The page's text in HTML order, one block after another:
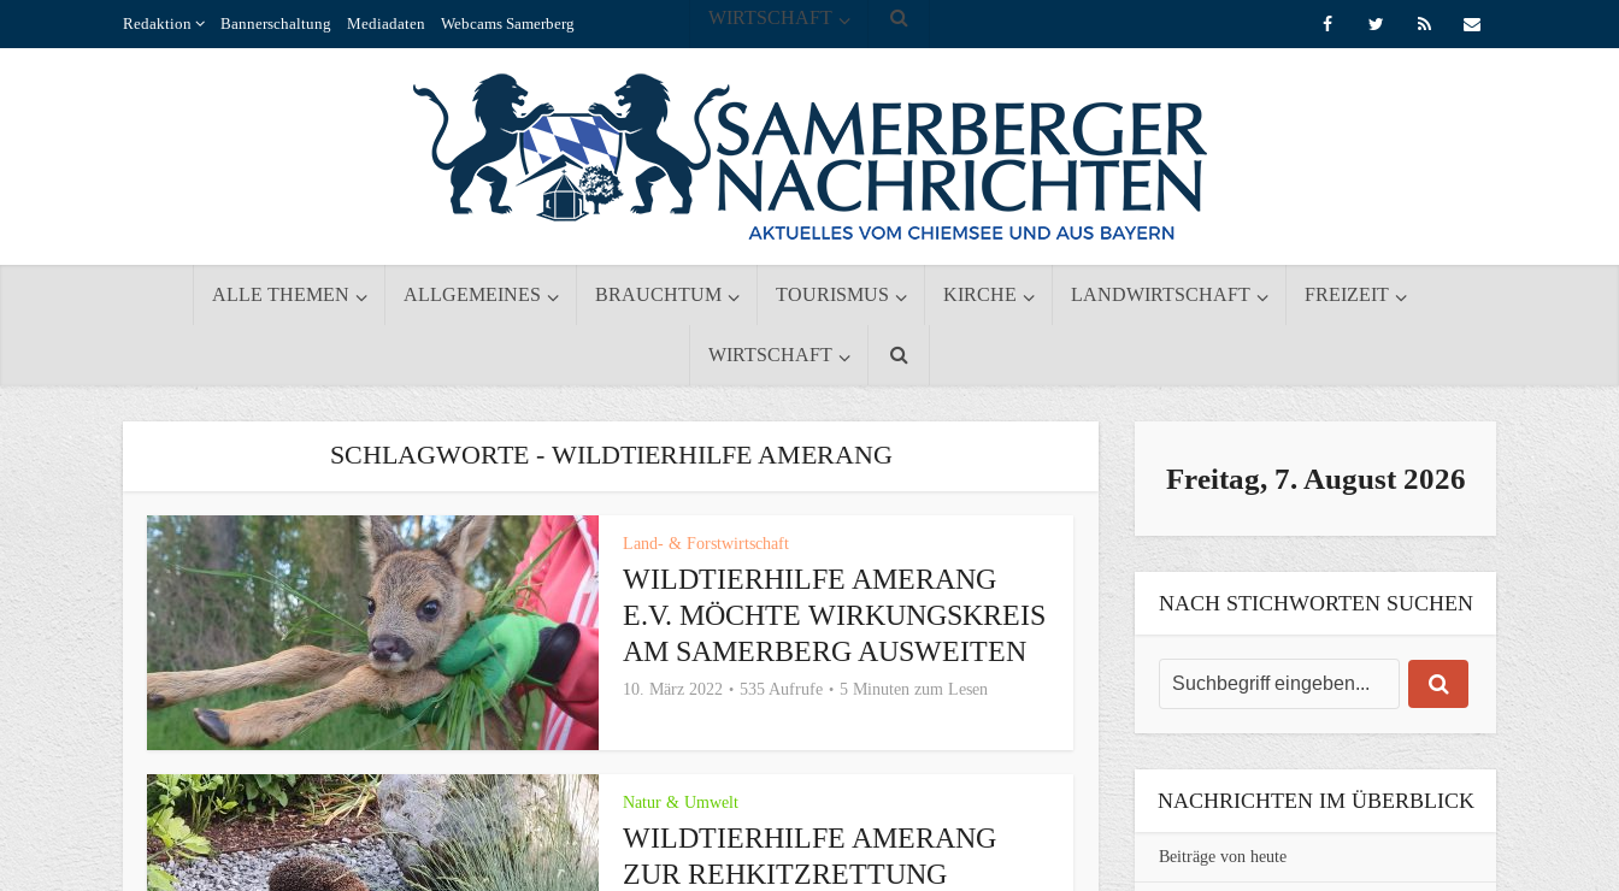
Redaktion Bannerschaltung Mediadaten Webcams Samerberg
ALLE THEMEN ALLGEMEINES BRAUCHTUM TOURISMUS KIRCHE LANDWIRTSCHAFT FREIZEIT
WIRTSCHAFT
WIRTSCHAFT
SCHLAGWORTE - WILDTIERHILFE AMERANG
Land- & Forstwirtschaft
WILDTIERHILFE AMERANG
E.V. MÖCHTE WIRKUNGSKREIS
AM SAMERBERG AUSWEITEN
10. März 2022 535 Aufrufe 5 Minuten zum Lesen
Natur & Umwelt
WILDTIERHILFE AMERANG
ZUR REHKITZRETTUNG
Freitag, 7. August 2026
NACH STICHWORTEN SUCHEN
NACHRICHTEN IM ÜBERBLICK
Beiträge von heute